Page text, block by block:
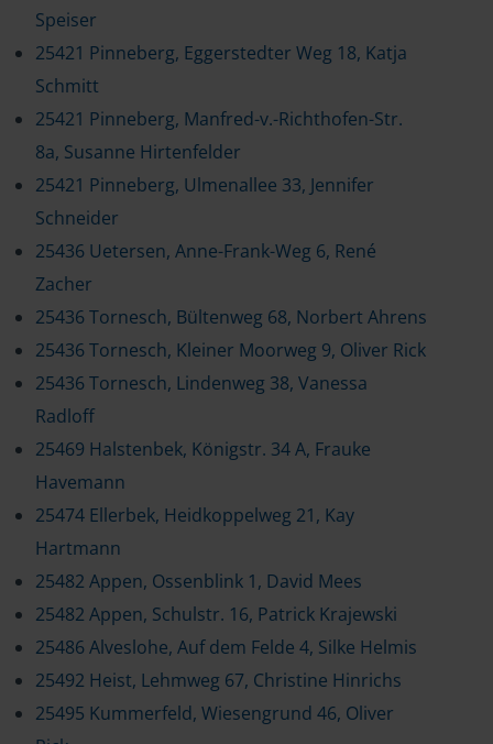
Speiser
25421 Pinneberg, Eggerstedter Weg 18, Katja
Schmitt
25421 Pinneberg, Manfred-v.-Richthofen-Str.
8a, Susanne Hirtenfelder
25421 Pinneberg, Ulmenallee 33, Jennifer
Schneider
25436 Uetersen, Anne-Frank-Weg 6, René
Zacher
25436 Tornesch, Bültenweg 68, Norbert Ahrens
25436 Tornesch, Kleiner Moorweg 9, Oliver Rick
25436 Tornesch, Lindenweg 38, Vanessa
Radloff
25469 Halstenbek, Königstr. 34 A, Frauke
Havemann
25474 Ellerbek, Heidkoppelweg 21, Kay
Hartmann
25482 Appen, Ossenblink 1, David Mees
25482 Appen, Schulstr. 16, Patrick Krajewski
25486 Alveslohe, Auf dem Felde 4, Silke Helmis
25492 Heist, Lehmweg 67, Christine Hinrichs
25495 Kummerfeld, Wiesengrund 46, Oliver